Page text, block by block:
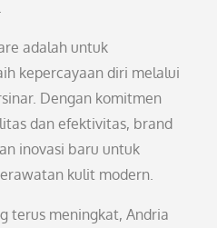
adalah untuk
kepercayaan diri melalui
Dengan komitmen
dan efektivitas, brand
inovasi baru untuk
kulit modern.
terus meningkat, Andria